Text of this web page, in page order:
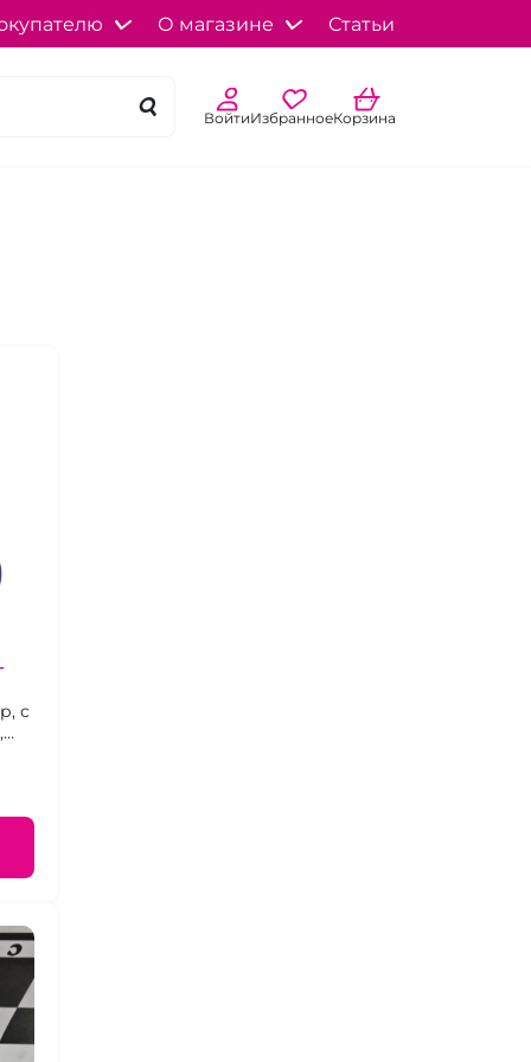
О магазине Статьи
ВойтиИзбранноеКорзина
с